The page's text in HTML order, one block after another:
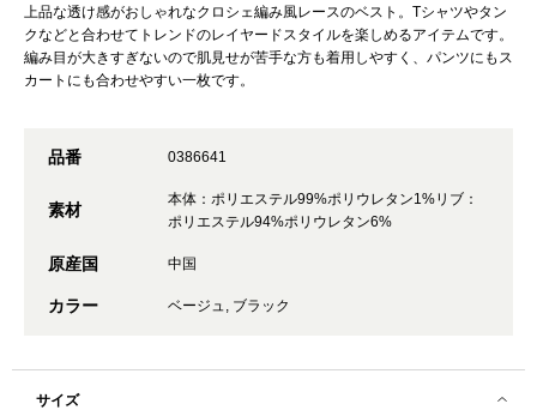
上品な透け感がおしゃれなクロシェ編み風レースのベスト。Tシャツやタン
クなどと合わせてトレンドのレイヤードスタイルを楽しめるアイテムです。
編み目が大きすぎないので肌見せが苦手な方も着用しやすく、パンツにもス
カートにも合わせやすい一枚です。
品番 0386641
素材
本体：ポリエステル99%ポリウレタン1%リブ：
ポリエステル94%ポリウレタン6%
原産国 中国
カラー ベージュ, ブラック
サイズ